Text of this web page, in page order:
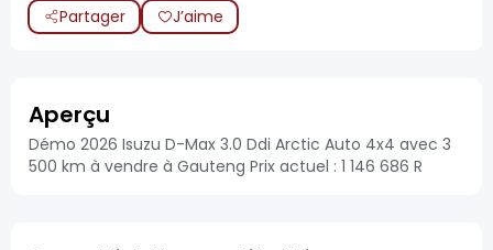
Partager
J’aime
Aperçu
Démo 2026 Isuzu D-Max 3.0 Ddi Arctic Auto 4x4 avec 3
500 km à vendre à Gauteng Prix actuel : 1 146 686 R